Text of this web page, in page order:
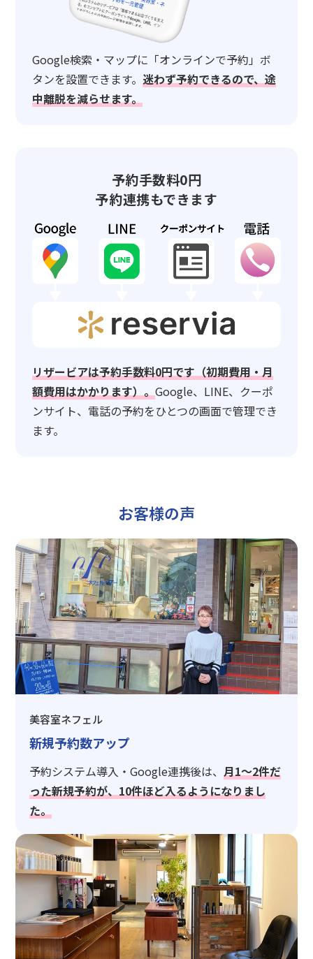
Google検索・マップに「オンラインで予約」ボ
タンを設置できます。迷わず予約できるので、途
中離脱を減らせます。
予約手数料0円
予約連携もできます
リザービアは予約手数料0円です（初期費用・月
額費用はかかります）。Google、LINE、クーポ
ンサイト、電話の予約をひとつの画面で管理でき
ます。
お客様の声
美容室ネフェル
新規予約数アップ
予約システム導入・Google連携後は、 月1〜2件だ
った新規予約が、10件ほど入るようになりまし
た。